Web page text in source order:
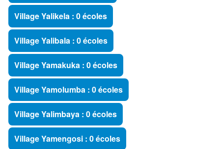
Village Yalikela : 0 écoles
Village Yalibala : 0 écoles
Village Yamakuka : 0 écoles
Village Yamolumba : 0 écoles
Village Yalimbaya : 0 écoles
Village Yamengosi : 0 écoles